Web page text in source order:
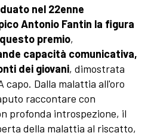
nel 22enne
Antonio Fantin la figura
premio,
capacità comunicativa,
dei giovani, dimostrata
capo. Dalla malattia all'oro
raccontare con
profonda introspezione, il
della malattia al riscatto,